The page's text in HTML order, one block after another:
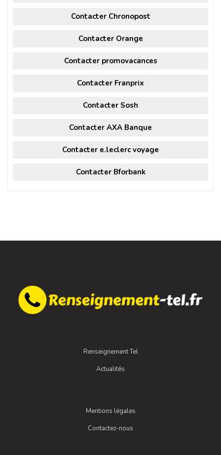
Contacter Chronopost
Contacter Orange
Contacter promovacances
Contacter Franprix
Contacter Sosh
Contacter AXA Banque
Contacter e.leclerc voyage
Contacter Bforbank
Renseignement Tel
Actualités
Mentions légales
Contactez-nous